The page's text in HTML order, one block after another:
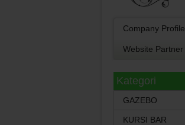
Company Profile
Website Partner
Kategori
GAZEBO
KURSI BAR